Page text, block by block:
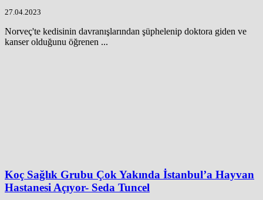
27.04.2023
Norveç'te kedisinin davranışlarından şüphelenip doktora giden ve
kanser olduğunu öğrenen ...
Koç Sağlık Grubu Çok Yakında İstanbul’a Hayvan
Hastanesi Açıyor- Seda Tuncel